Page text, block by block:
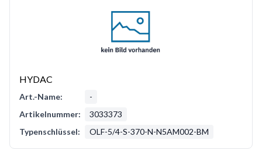
HYDAC
Art.-Name:
-
Artikelnummer:
3033373
Typenschlüssel:
OLF-5/4-S-370-N-N5AM002-BM